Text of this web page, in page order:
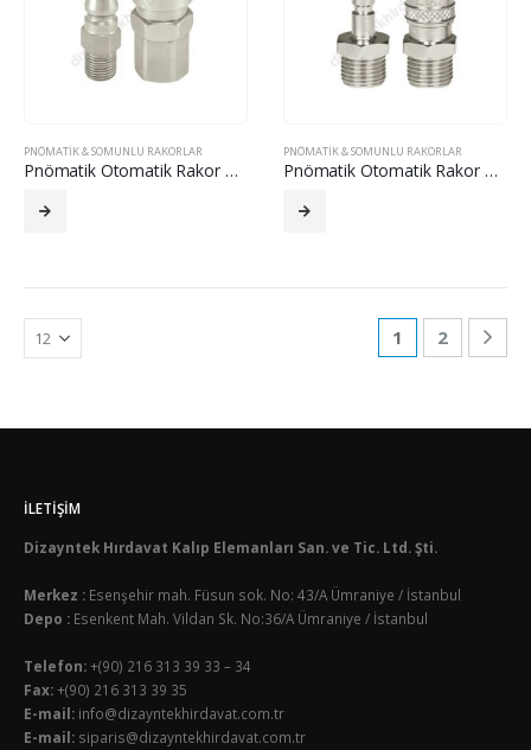
PNÖMATIK & SOMUNLU RAKORLAR
Pnömatik Otomatik Rakor A17
PNÖMATIK & SOMUNLU RAKORLAR
Pnömatik Otomatik Rakor A20
1 2
İLETIŞIM
Dizayntek Hırdavat Kalıp Elemanları San. ve Tic. Ltd. Şti.
Merkez : Esenşehir mah. Füsun sok. No: 43/A Ümraniye / İstanbul
Depo : Esenkent Mah. Vildan Sk. No:36/A Ümraniye / İstanbul
Telefon:+(90) 216 313 39 33 – 34
Fax:+(90) 216 313 39 35
E-mail: info@dizayntekhirdavat.com.tr
E-mail: siparis@dizayntekhirdavat.com.tr